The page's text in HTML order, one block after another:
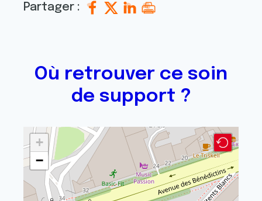
Partager :
Où retrouver ce soin
de support ?
+
−